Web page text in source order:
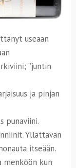
useaan
”juntin
ja pinjan
punaviini.
Yllättävän
itseään.
kun